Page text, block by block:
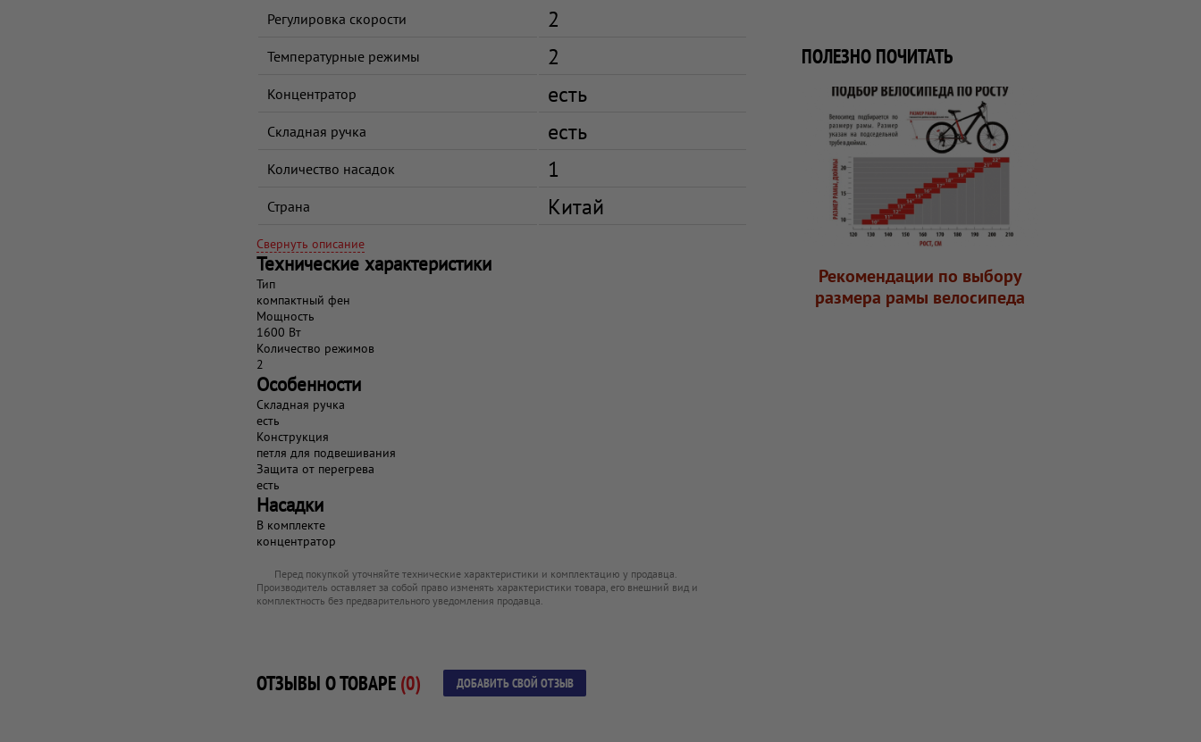
Регулировка скорости 2
Температурные режимы 2
Концентратор есть
Складная ручка есть
Количество насадок 1
Страна Китай
Свернуть описание
Технические характеристики
Тип
компактный фен
Мощность
1600 Вт
Количество режимов
2
Особенности
Складная ручка
есть
Конструкция
петля для подвешивания
Защита от перегрева
есть
Насадки
В комплекте
концентратор
Перед покупкой уточняйте технические характеристики и комплектацию у продавца.
Производитель оставляет за собой право изменять характеристики товара, его внешний вид и
комплектность без предварительного уведомления продавца.
ОТЗЫВЫ О ТОВАРЕ (0) ДОБАВИТЬ СВОЙ ОТЗЫВ
ПОЛЕЗНО ПОЧИТАТЬ
Рекомендации по выбору
размера рамы велосипеда